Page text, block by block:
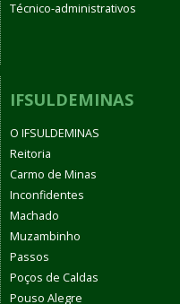
Técnico-administrativos
IFSULDEMINAS
O IFSULDEMINAS
Reitoria
Carmo de Minas
Inconfidentes
Machado
Muzambinho
Passos
Poços de Caldas
Pouso Alegre